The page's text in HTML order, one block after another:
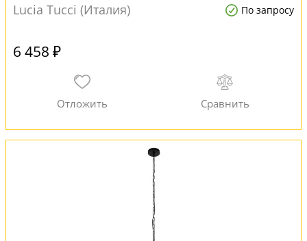
Lucia Tucci (Италия)
По запросу
6 458 ₽